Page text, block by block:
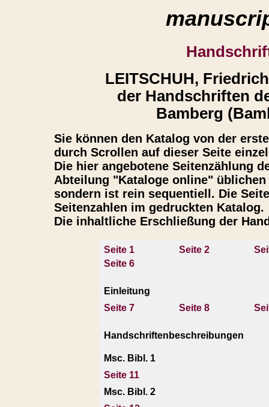
LEITSCHUH,
der Handschriften
Bamberg
Sie können den Katalog von der
durch Scrollen auf dieser Seite
Die hier angebotene Seitenzählung
Abteilung "Kataloge online" üblichen
sondern ist rein sequentiell. Die
Seitenzahlen im gedruckten Katalog.
Die inhaltliche Erschließung der
Seite 1 Seite 2
Seite 6
Einleitung
Seite 7
Seite 8
Handschriftenbeschreibungen
Msc. Bibl. 1
Seite 11
Msc. Bibl. 2